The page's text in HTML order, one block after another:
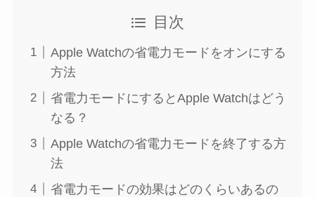
目次
Apple Watchの省電力モードをオンにする
方法
省電力モードにするとApple Watchはどう
なる？
Apple Watchの省電力モードを終了する方
法
省電力モードの効果はどのくらいあるの